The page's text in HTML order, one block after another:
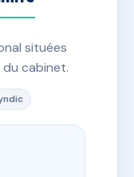
situées
cabinet.